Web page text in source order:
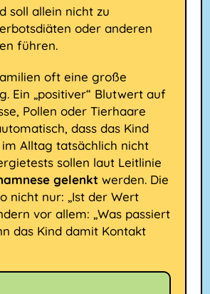
soll allein nicht zu
oder anderen
führen.
oft eine große
Ein „positiver“ Blutwert auf
Pollen oder Tierhaare
dass das Kind
Alltag tatsächlich nicht
sollen laut Leitlinie
gelenkt werden. Die
nicht nur: „Ist der Wert
vor allem: „Was passiert
das Kind damit Kontakt